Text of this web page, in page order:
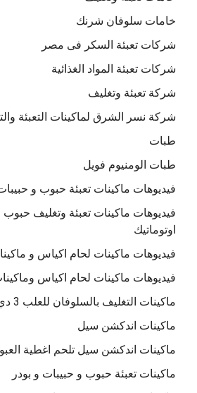
خامات سلوفان شرنك
شركات تعبئة السكر فى مصر
شركات تعبئة المواد الغذائية
شركة تعبئة وتغليف
شركة نسر الشرق لماكينات التعبئة
طبات
طبات الومنيوم فويل
فيديوهات ماكينات تعبئة حبوب و
فيديوهات ماكينات تعبئة وتغليف
اوتوماتيك
فيديوهات ماكينات لحام اكياس و
فيديوهات ماكينات لحام اكياس
ماكينات التغليف بالسلوفان للعلب 3 دي
ماكينات اندكشن سيل
ماكينات اندكشن سيل تلحم اغطية
ماكينات تعبئة حبوب و حبيبات و بودر